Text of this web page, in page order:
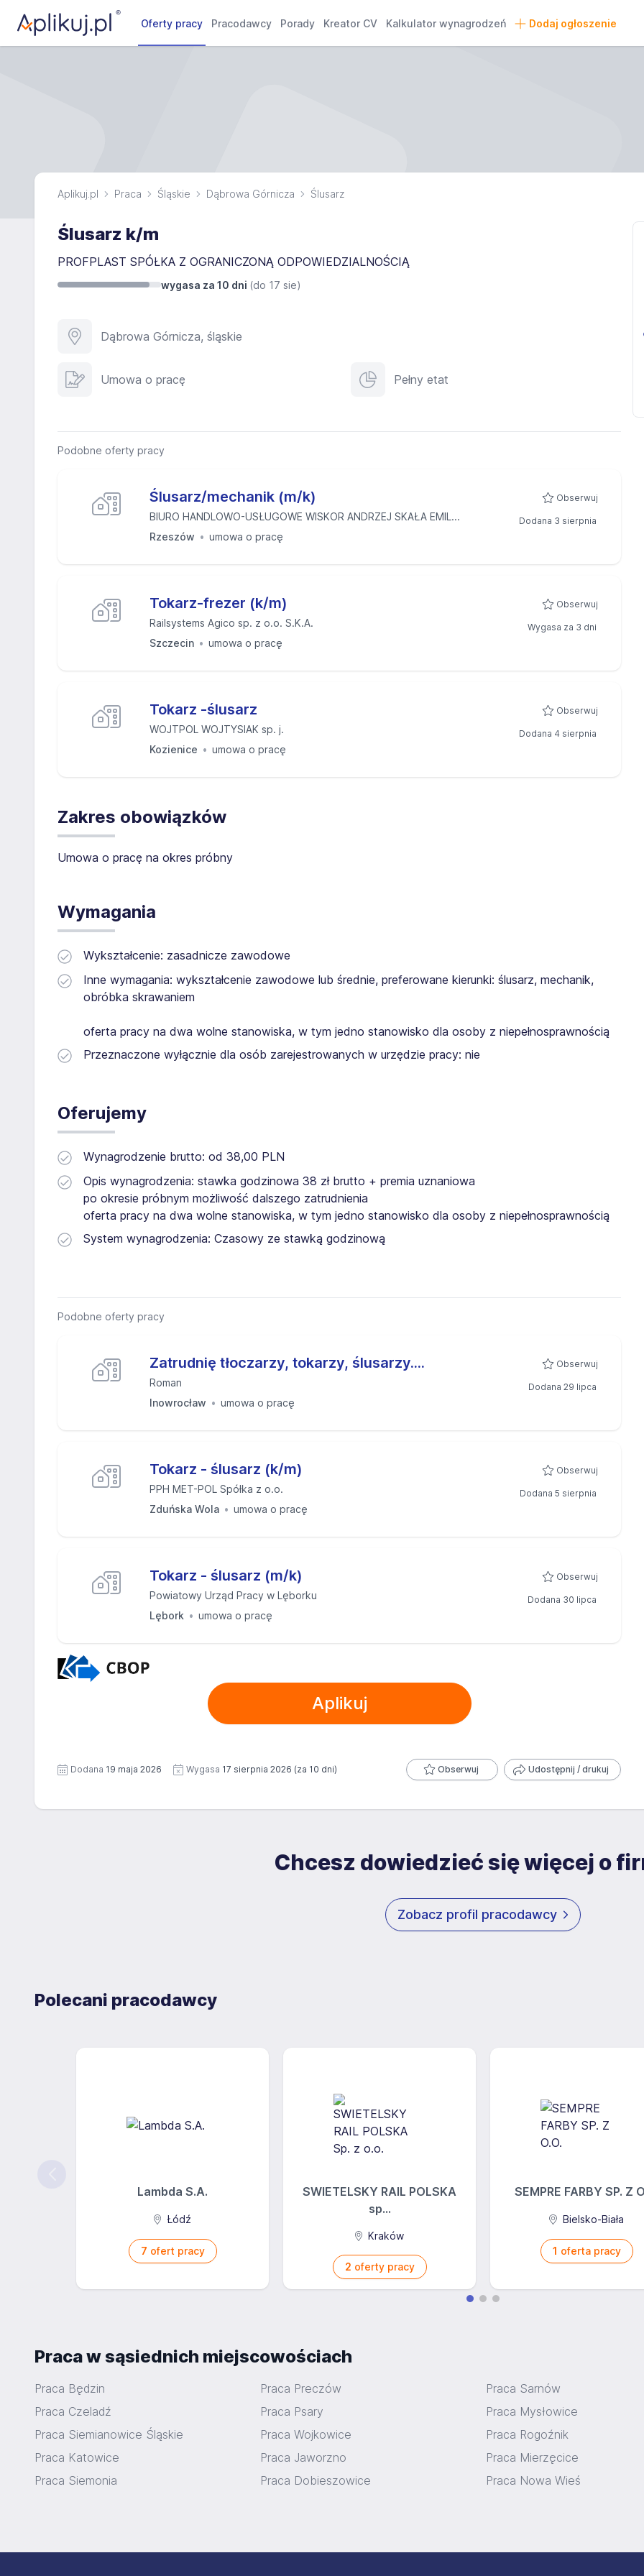
Oferty pracy Pracodawcy Porady Kreator CV Kalkulator wynagrodzeń Dodaj ogłoszenie
Aplikuj.pl Praca Śląskie Dąbrowa Górnicza Ślusarz
Ślusarz k/m
PROFPLAST SPÓŁKA Z OGRANICZONĄ ODPOWIEDZIALNOŚCIĄ
wygasa za 10 dni (do 17 sie)
Dąbrowa Górnicza, śląskie
Umowa o pracę Pełny etat
Podobne oferty pracy
Ślusarz/mechanik (m/k)
BIURO HANDLOWO-USŁUGOWE WISKOR ANDRZEJ SKAŁA EMIL...
Rzeszów
umowa o pracę
Obserwuj
Dodana 3 sierpnia
Tokarz-frezer (k/m)
Railsystems Agico sp. z o.o. S.K.A.
Szczecin
umowa o pracę
Obserwuj
Wygasa za 3 dni
Tokarz -ślusarz
WOJTPOL WOJTYSIAK sp. j.
Kozienice
umowa o pracę
Obserwuj
Dodana 4 sierpnia
Zakres obowiązków
Umowa o pracę na okres próbny
Wymagania
Wykształcenie: zasadnicze zawodowe
Inne wymagania: wykształcenie zawodowe lub średnie, preferowane kierunki: ślusarz, mechanik,
obróbka skrawaniem
oferta pracy na dwa wolne stanowiska, w tym jedno stanowisko dla osoby z niepełnosprawnością
Przeznaczone wyłącznie dla osób zarejestrowanych w urzędzie pracy: nie
Oferujemy
Wynagrodzenie brutto: od 38,00 PLN
Opis wynagrodzenia: stawka godzinowa 38 zł brutto + premia uznaniowa
po okresie próbnym możliwość dalszego zatrudnienia
oferta pracy na dwa wolne stanowiska, w tym jedno stanowisko dla osoby z niepełnosprawnością
System wynagrodzenia: Czasowy ze stawką godzinową
Podobne oferty pracy
Zatrudnię tłoczarzy, tokarzy, ślusarzy....
Roman
Inowrocław
umowa o pracę
Obserwuj
Dodana 29 lipca
Tokarz - ślusarz (k/m)
PPH MET-POL Spółka z o.o.
Zduńska Wola
umowa o pracę
Obserwuj
Dodana 5 sierpnia
Tokarz - ślusarz (m/k)
Powiatowy Urząd Pracy w Lęborku
Lębork
umowa o pracę
Obserwuj
Dodana 30 lipca
Aplikuj
Dodana 19 maja 2026 Wygasa 17 sierpnia 2026 (za 10 dni) Obserwuj Udostępnij / drukuj
Chcesz dowiedzieć się więcej o
Zobacz profil pracodawcy
Polecani pracodawcy
Lambda S.A.
Łódź
7 ofert pracy
SWIETELSKY RAIL POLSKA
sp...
Kraków
2 oferty pracy
SEMPRE FARBY SP. Z
Bielsko-Biała
1 oferta pracy
Praca w sąsiednich miejscowościach
Praca Będzin Praca Preczów Praca Sarnów
Praca Czeladź
Praca Psary Praca Mysłowice
Praca Siemianowice Śląskie
Praca Wojkowice Praca Rogoźnik
Praca Katowice
Praca Jaworzno Praca Mierzęcice
Praca Siemonia
Praca Dobieszowice Praca Nowa Wieś